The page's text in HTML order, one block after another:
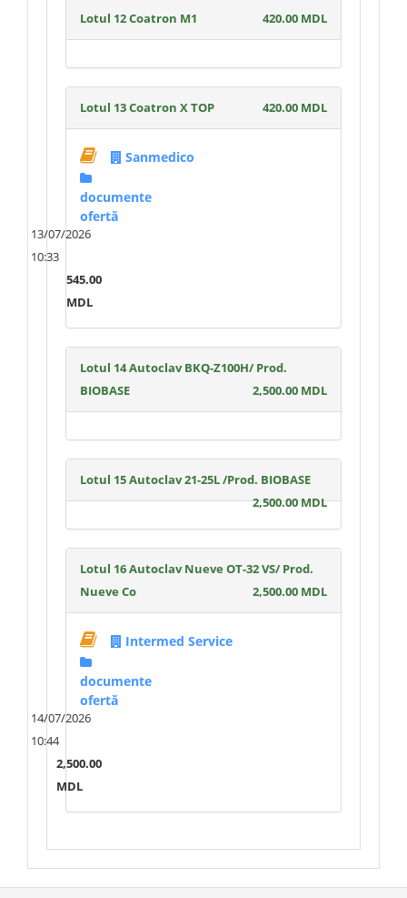
Lotul 12 Coatron M1 420.00 MDL
Lotul 13 Coatron X TOP 420.00 MDL
Sanmedico
documente
ofertă
13/07/2026
10:33
545.00
MDL
Lotul 14 Autoclav BKQ-Z100H/ Prod.
BIOBASE
2,500.00 MDL
Lotul 15 Autoclav 21-25L /Prod. BIOBASE
2,500.00 MDL
Lotul 16 Autoclav Nueve OT-32 VS/ Prod.
Nueve Co
2,500.00 MDL
Intermed Service
documente
ofertă
14/07/2026
10:44
2,500.00
MDL